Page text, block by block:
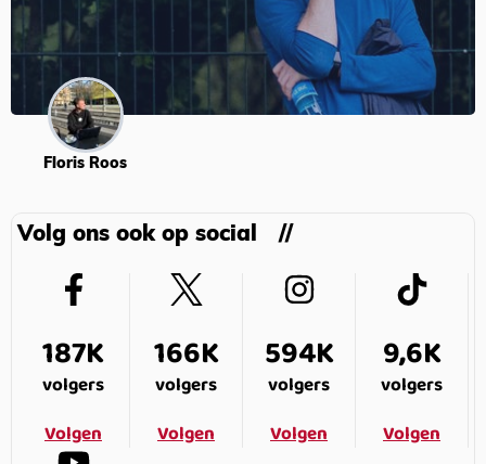
Floris Roos
Volg ons ook op social
187K
volgers
Volgen
166K
volgers
Volgen
594K
volgers
Volgen
9,6K
volgers
Volgen